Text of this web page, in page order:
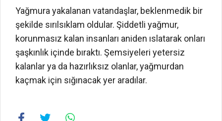
Yağmura yakalanan vatandaşlar, beklenmedik bir
şekilde sırılsıklam oldular. Şiddetli yağmur,
korunmasız kalan insanları aniden ıslatarak onları
şaşkınlık içinde bıraktı. Şemsiyeleri yetersiz
kalanlar ya da hazırlıksız olanlar, yağmurdan
kaçmak için sığınacak yer aradılar.